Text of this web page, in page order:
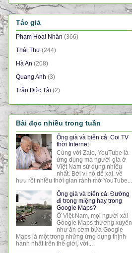
Tác giả
Phạm Hoài Nhân (366)
Thái Thư (244)
Hà An (208)
Quang Anh (3)
Trần Đức Tài (2)
Bài đọc nhiều trong tuần
Ông già và biển cả: Coi TV
thời Internet
Cùng với Zalo, YouTube là
ứng dụng mà người già ở
Việt Nam sử dụng nhiều
nhất. Bởi vì nó dễ xài, về
hưu rồi nhiều thời gian rảnh mở YouTube...
Ông già và biển cả: Đường
đi trong miệng hay trong
Google Maps?
Ở Việt Nam, mọi người xài
Google Maps thường xuyên
như ăn cơm bữa Google
Maps là một trong những ứng dụng thịnh
hành nhất trên thế giới, với...